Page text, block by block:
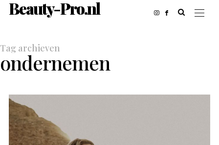
Beauty-Pro.nl
Tag archieven
ondernemen